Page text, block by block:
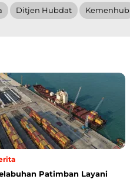
Ditjen Hubdat Kemenhub
Patimban Layani